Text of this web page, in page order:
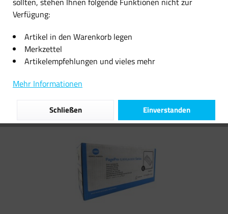
16,99 € *
Filtern
Verfügung:
Artikel in den Warenkorb legen
Merkzettel
Artikelempfehlungen und vieles mehr
Mehr Informationen
Einverstanden
Schließen